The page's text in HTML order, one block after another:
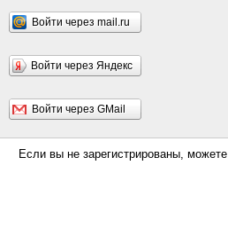
Войти через mail.ru
Войти через Яндекс
Войти через GMail
Если вы не зарегистрированы, можете